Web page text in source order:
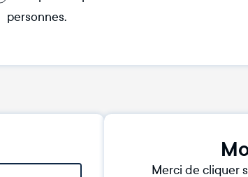
personnes.
Merci de cliquer